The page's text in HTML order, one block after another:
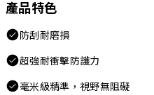
產品特色
防刮耐磨損
超強耐衝擊防護力
毫米級精準，視野無阻礙